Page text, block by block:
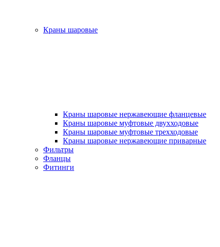
Краны шаровые
Краны шаровые нержавеющие фланцевые
Краны шаровые муфтовые двухходовые
Краны шаровые муфтовые трехходовые
Краны шаровые нержавеющие приварные
Фильтры
Фланцы
Фитинги